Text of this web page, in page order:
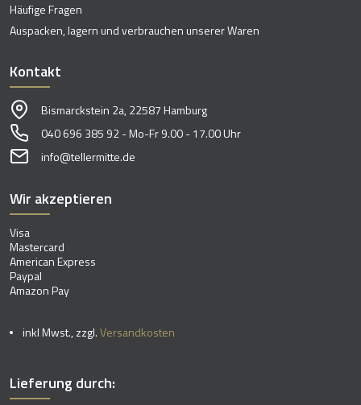
Häufige Fragen
Auspacken, lagern und verbrauchen unserer Waren
Kontakt
Bismarckstein 2a, 22587 Hamburg
040 696 385 92 - Mo-Fr 9.00 - 17.00 Uhr
info@tellermitte.de
Wir akzeptieren
Visa
Mastercard
American Express
Paypal
Amazon Pay
inkl Mwst., zzgl.Versandkosten
Lieferung durch: